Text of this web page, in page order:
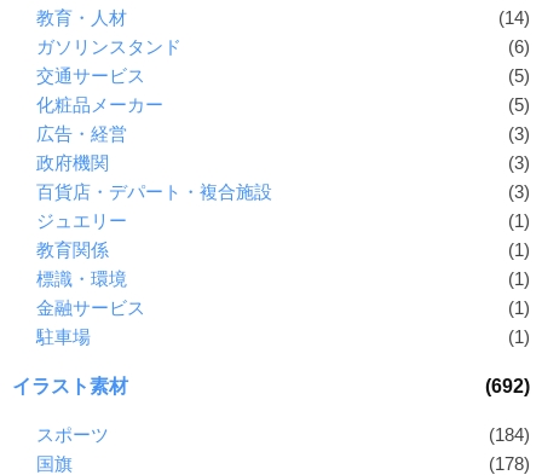
教育・人材
(14)
ガソリンスタンド
(6)
交通サービス
(5)
化粧品メーカー
(5)
広告・経営
(3)
政府機関
(3)
百貨店・デパート・複合施設
(3)
ジュエリー
(1)
教育関係
(1)
標識・環境
(1)
金融サービス
(1)
駐車場
(1)
イラスト素材 (692)
スポーツ
(184)
国旗
(178)